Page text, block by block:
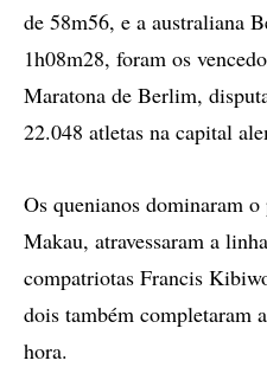
de 58m56, e a australiana
1h08m28, foram os
Maratona de Berlim,
22.048 atletas na capital
Os quenianos dominaram
Makau, atravessaram a
compatriotas Francis
dois também completaram
hora.